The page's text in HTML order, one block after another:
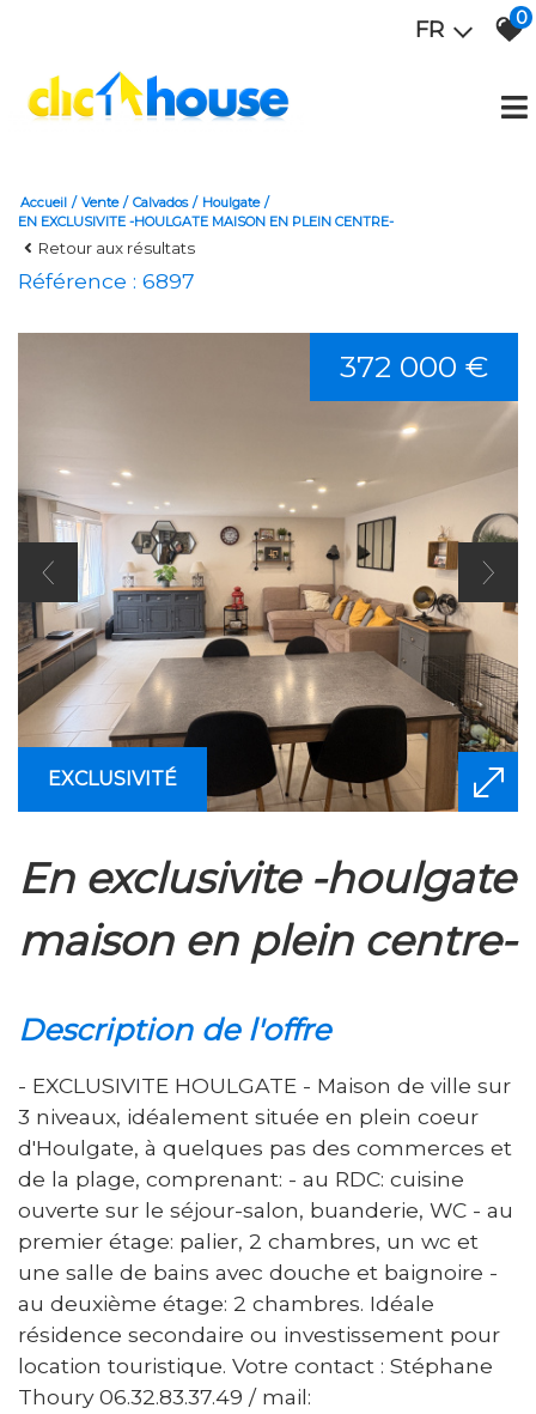
FR 0
Accueil Vente Calvados
Houlgate
EN EXCLUSIVITE -HOULGATE MAISON EN PLEIN CENTRE-
Retour aux résultats
Référence : 6897
EXCLUSIVITÉ
372 000 €
en exclusivite -houlgate
maison en plein centre-
description de l'offre
- EXCLUSIVITE HOULGATE - Maison de ville sur
3 niveaux, idéalement située en plein coeur
d'Houlgate, à quelques pas des commerces et
de la plage, comprenant: - au RDC: cuisine
ouverte sur le séjour-salon, buanderie, WC - au
premier étage: palier, 2 chambres, un wc et
une salle de bains avec douche et baignoire -
au deuxième étage: 2 chambres. Idéale
résidence secondaire ou investissement pour
location touristique. Votre contact : Stéphane
Thoury 06.32.83.37.49 / mail: